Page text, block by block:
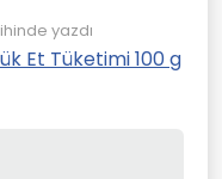
yazdı
Et Tüketimi 100 g